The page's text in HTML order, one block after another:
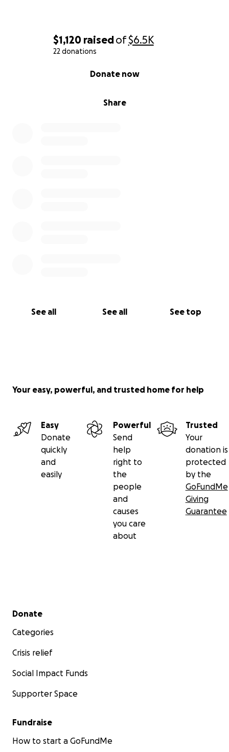
$1,120 raisedof$6.5K
22 donations
Share
Donate now
See all See all See top
Your easy, powerful, and trusted home for help
Easy
Donate
quickly
and
easily
Powerful
Send
help
right to
the
people
and
causes
you care
about
Trusted
Your
donation is
protected
by the
GoFundMe
Giving
Guarantee
Secondary menu
Donate
Categories
Crisis relief
Social Impact Funds
Supporter Space
Fundraise
How to start a GoFundMe